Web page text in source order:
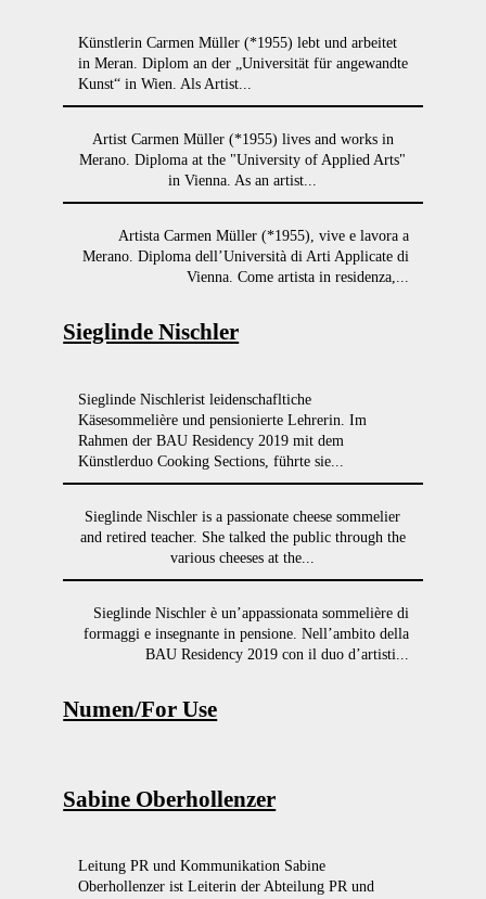
Künstlerin Carmen Müller (*1955) lebt und arbeitet
in Meran. Diplom an der „Universität für angewandte
Kunst“ in Wien. Als Artist...
Artist Carmen Müller (*1955) lives and works in
Merano. Diploma at the "University of Applied Arts"
in Vienna. As an artist...
Artista Carmen Müller (*1955), vive e lavora a
Merano. Diploma dell’Università di Arti Applicate di
Vienna. Come artista in residenza,...
Sieglinde Nischler
Sieglinde Nischlerist leidenschafltiche
Käsesommelière und pensionierte Lehrerin. Im
Rahmen der BAU Residency 2019 mit dem
Künstlerduo Cooking Sections, führte sie...
Sieglinde Nischler is a passionate cheese sommelier
and retired teacher. She talked the public through the
various cheeses at the...
Sieglinde Nischler è un’appassionata sommelière di
formaggi e insegnante in pensione. Nell’ambito della
BAU Residency 2019 con il duo d’artisti...
Numen/For Use
Sabine Oberhollenzer
Leitung PR und Kommunikation Sabine
Oberhollenzer ist Leiterin der Abteilung PR und